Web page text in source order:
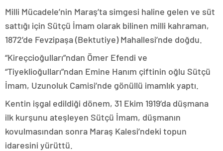
Milli Mücadele’nin Maraş’ta simgesi haline gelen ve süt
sattığı için Sütçü İmam olarak bilinen milli kahraman,
1872’de Fevzipaşa (Bektutiye) Mahallesi’nde doğdu.
“Kireçcioğulları”ndan Ömer Efendi ve
“Tiyeklioğulları”ndan Emine Hanım çiftinin oğlu Sütçü
İmam, Uzunoluk Camisi’nde gönüllü imamlık yaptı.
Kentin işgal edildiği dönem, 31 Ekim 1919’da düşmana
ilk kurşunu ateşleyen Sütçü İmam, düşmanın
kovulmasından sonra Maraş Kalesi’ndeki topun
idaresini yürüttü.